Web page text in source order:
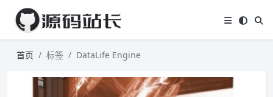
首页 标签 DataLife Engine